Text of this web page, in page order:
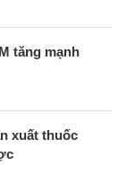
tăng mạnh
xuất thuốc